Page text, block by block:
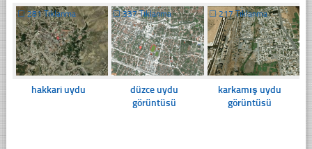
☐281 Tıklanma
hakkari uydu
☐337 Tıklanma
düzce uydu
görüntüsü
☐217 Tıklanma
karkamış uydu
görüntüsü